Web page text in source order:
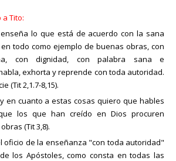
Tito:
lo que está de acuerdo con la sana
todo como ejemplo de buenas obras, con
con dignidad, con palabra sana e
exhorta y reprende con toda autoridad.
(Tit 2,1.7-8,15).
en cuanto a estas cosas quiero que hables
los que han creído en Dios procuren
(Tit 3,8).
oficio de la enseñanza "con toda autoridad"
los Apóstoles, como consta en todas las